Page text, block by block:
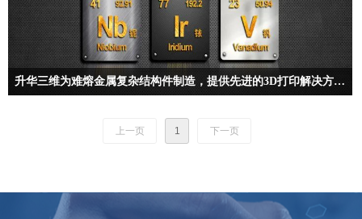
升华三维为难熔金属复杂结构件制造，提供先进的3D打印解决方案及打印服务
等关键技术，可提供难熔金属增材制造解决方案及打印服务。
上一页 1 下一页